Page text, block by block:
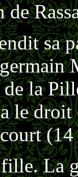
de
sa
la
le
La